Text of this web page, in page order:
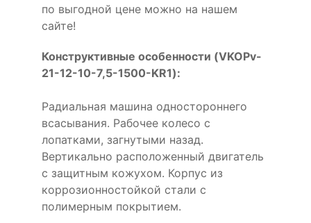
по выгодной цене можно на нашем
сайте!
Конструктивные особенности (VKOPv-
21-12-10-7,5-1500-KR1):
Радиальная машина одностороннего
всасывания. Рабочее колесо с
лопатками, загнутыми назад.
Вертикально расположенный двигатель
с защитным кожухом. Корпус из
коррозионностойкой стали с
полимерным покрытием.